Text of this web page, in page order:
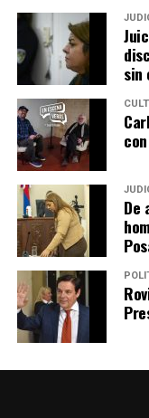
La firma fabrica
tabaco, además de
desmalezadoras,
equipos adaptados
Misiones.
Ante la caída de las
años, la empresa
incorporando
pantógrafo y
“Nos abrimos un
muchachos.
capital humano
Lory.
sin
De